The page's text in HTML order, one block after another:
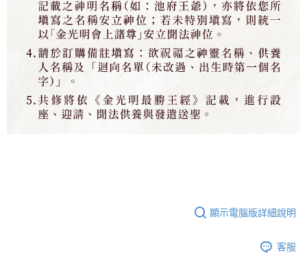
顯示電腦版詳細說明
客服